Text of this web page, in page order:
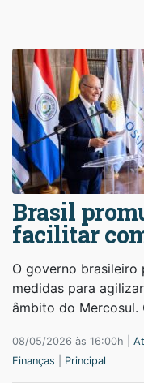
Brasil
facilitar
O governo brasileiro
medidas para
âmbito do
08/05/2026 às 16:00h |
Finanças
Principal